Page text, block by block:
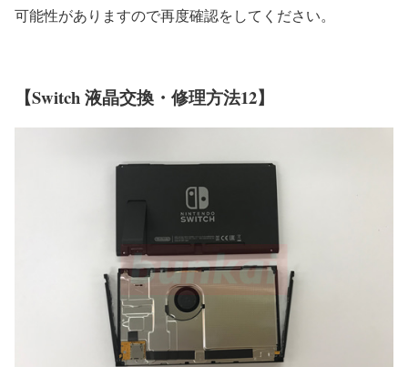
可能性がありますので再度確認をしてください。
【Switch 液晶交換・修理方法12】